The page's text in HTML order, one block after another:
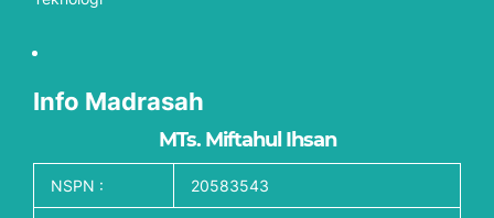
Info Madrasah
MTs. Miftahul Ihsan
NSPN : 20583543